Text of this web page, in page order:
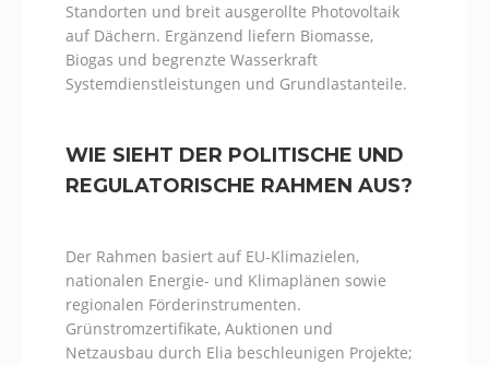
Standorten und breit ausgerollte Photovoltaik
auf Dächern. Ergänzend liefern Biomasse,
Biogas und begrenzte Wasserkraft
Systemdienstleistungen und Grundlastanteile.
WIE SIEHT DER POLITISCHE UND
REGULATORISCHE RAHMEN AUS?
Der Rahmen basiert auf EU-Klimazielen,
nationalen Energie- und Klimaplänen sowie
regionalen Förderinstrumenten.
Grünstromzertifikate, Auktionen und
Netzausbau durch Elia beschleunigen Projekte;